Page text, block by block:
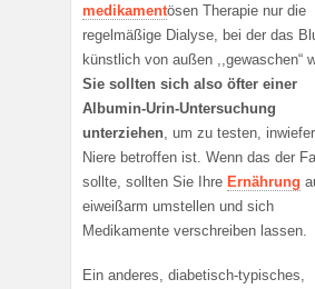
medikamentösen Therapie nur die
regelmäßige Dialyse, bei der das
künstlich von außen ,,gewaschen“
Sie sollten sich also öfter einer
Albumin-Urin-Untersuchung
unterziehen , um zu testen,
Niere betroffen ist. Wenn das der
sollte, sollten Sie Ihre Ernährung
eiweißarm umstellen und sich
Medikamente verschreiben lassen.
Ein anderes, diabetisch-typisches,